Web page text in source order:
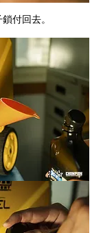
付回去。